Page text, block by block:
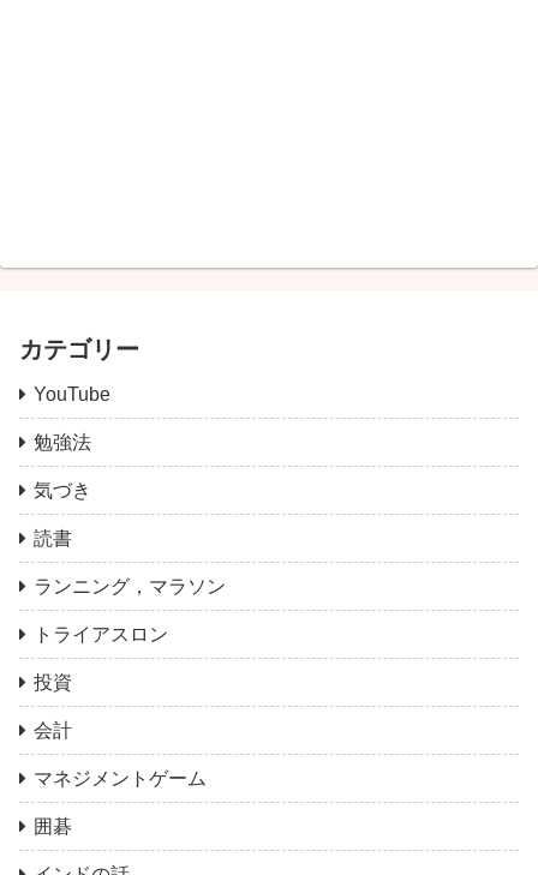
カテゴリー
YouTube
勉強法
気づき
読書
ランニング，マラソン
トライアスロン
投資
会計
マネジメントゲーム
囲碁